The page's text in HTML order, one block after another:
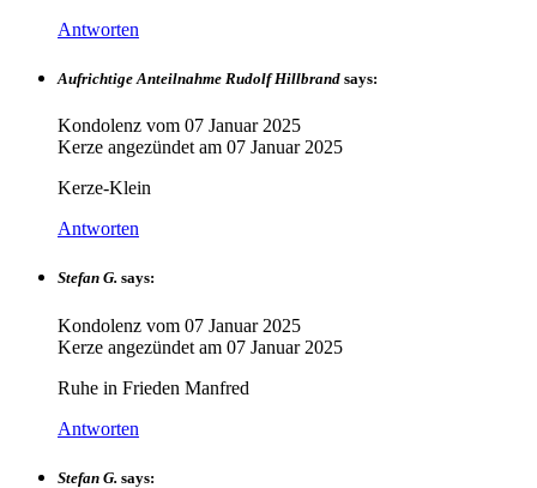
Antworten
Aufrichtige Anteilnahme Rudolf Hillbrand says:
Kondolenz vom 07 Januar 2025
Kerze angezündet am 07 Januar 2025
Kerze-Klein
Antworten
Stefan G. says:
Kondolenz vom 07 Januar 2025
Kerze angezündet am 07 Januar 2025
Ruhe in Frieden Manfred
Antworten
Stefan G. says: